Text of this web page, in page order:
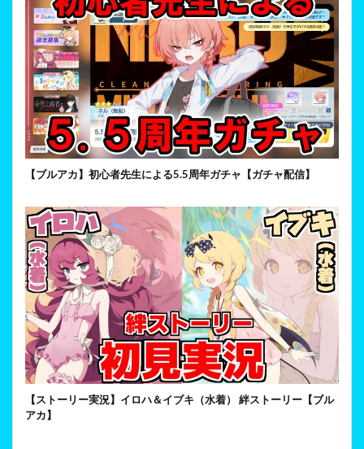
【ブルアカ】初心者先生による5.5周年ガチャ【ガチャ配信】
【ストーリー実況】イロハ＆イブキ（水着） 絆ストーリー【ブル
アカ】